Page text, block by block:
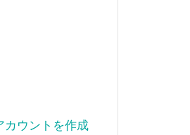
カウントを作成